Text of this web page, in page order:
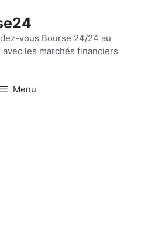
vous Bourse 24/24 au
les marchés financiers
Menu